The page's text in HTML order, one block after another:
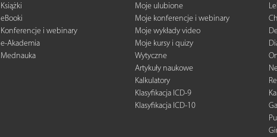
Książki
eBooki
Konferencje i webinary
e-Akademia
Mednauka
Moje ulubione
Moje konferencje i webinary
Moje wykłady video
Moje kursy i quizy
Wytyczne
Artykuły naukowe
Kalkulatory
Klasyfikacja ICD-9
Klasyfikacja ICD-10